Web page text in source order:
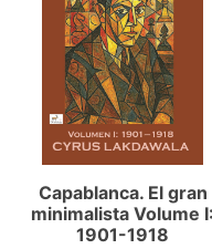
Capablanca. El gran
minimalista Volume I:
1901-1918